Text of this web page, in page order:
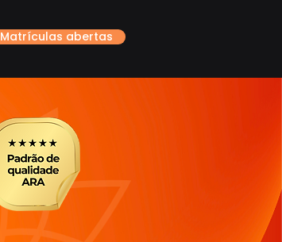
Matrículas abertas